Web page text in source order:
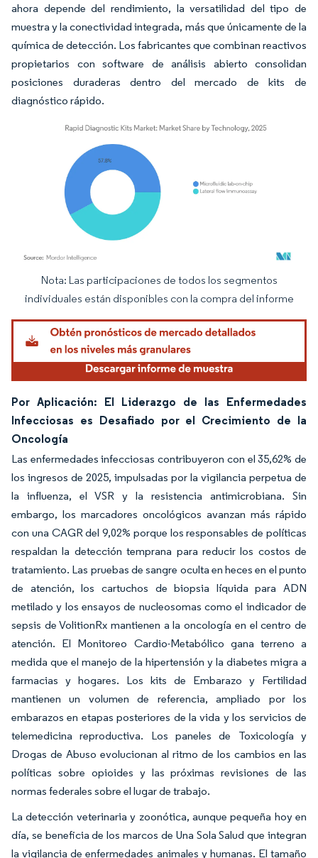
ahora depende del rendimiento, la versatilidad del tipo de
muestra y la conectividad integrada, más que únicamente de la
química de detección. Los fabricantes que combinan reactivos
propietarios con software de análisis abierto consolidan
posiciones duraderas dentro del mercado de kits de
diagnóstico rápido.
Imagen © Mordor Intelligence. El uso requiere atribución según CC BY 4.0.
Nota: Las participaciones de todos los segmentos
individuales están disponibles con la compra del informe
Por Aplicación: El Liderazgo de las Enfermedades
Infecciosas es Desafiado por el Crecimiento de la
Oncología
Las enfermedades infecciosas contribuyeron con el 35,62% de
los ingresos de 2025, impulsadas por la vigilancia perpetua de
la influenza, el VSR y la resistencia antimicrobiana. Sin
embargo, los marcadores oncológicos avanzan más rápido
con una CAGR del 9,02% porque los responsables de políticas
respaldan la detección temprana para reducir los costos de
tratamiento. Las pruebas de sangre oculta en heces en el punto
de atención, los cartuchos de biopsia líquida para ADN
metilado y los ensayos de nucleosomas como el indicador de
sepsis de VolitionRx mantienen a la oncología en el centro de
atención. El Monitoreo Cardio-Metabólico gana terreno a
medida que el manejo de la hipertensión y la diabetes migra a
farmacias y hogares. Los kits de Embarazo y Fertilidad
mantienen un volumen de referencia, ampliado por los
embarazos en etapas posteriores de la vida y los servicios de
telemedicina reproductiva. Los paneles de Toxicología y
Drogas de Abuso evolucionan al ritmo de los cambios en las
políticas sobre opioides y las próximas revisiones de las
normas federales sobre el lugar de trabajo.
La detección veterinaria y zoonótica, aunque pequeña hoy en
día, se beneficia de los marcos de Una Sola Salud que integran
la vigilancia de enfermedades animales y humanas. El tamaño